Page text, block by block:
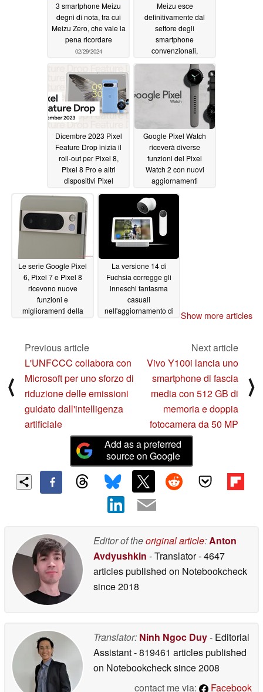
3 smartphone Meizu
degni di nota, tra cui
Meizu Zero, che vale la
pena ricordare
02/29/2024
Meizu esce
definitivamente dal
settore degli
smartphone
convenzionali,
Tutto nell'era dell'AI
02/22/2024
Dicembre 2023 Pixel
Feature Drop inizia il
roll-out per Pixel 8,
Pixel 8 Pro e altri
dispositivi Pixel
12/07/2023
Google Pixel Watch
riceverà diverse
funzioni del Pixel
Watch 2 con nuovi
aggiornamenti
12/07/2023
Le serie Google Pixel
6, Pixel 7 e Pixel 8
ricevono nuove
funzioni e
miglioramenti della
12/06/2023
La versione 14 di
Fuchsia corregge gli
inneschi fantasma
casuali
nell'aggiornamento di
Show more articles
⟨
Previous article
L'UNFCCC collabora con
Microsoft per uno sforzo di
riduzione delle emissioni
guidato dall'intelligenza
artificiale
Next article
Vivo Y100i lancia uno
smartphone di fascia
media con 512 GB di
memoria e doppia
fotocamera da 50 MP
⟩
Add as a preferred
source on Google
Editor of theoriginal article:Anton
Avdyushkin - Translator- 4647
articles published on Notebookcheck
since 2018
Translator: Ninh Ngoc Duy- Editorial
Assistant- 819461 articles published
on Notebookchecksince 2008
contact me via:
Facebook